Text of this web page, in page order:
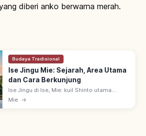
diberi anko berwarna merah.
Budaya Tradisional
Ise Jingu Mie: Sejarah, Area Utama
dan Cara Berkunjung
Ise Jingu di Ise, Mie: kuil Shinto utama
Jepang. Naiku (Kotaijingu) memuja
Mie →